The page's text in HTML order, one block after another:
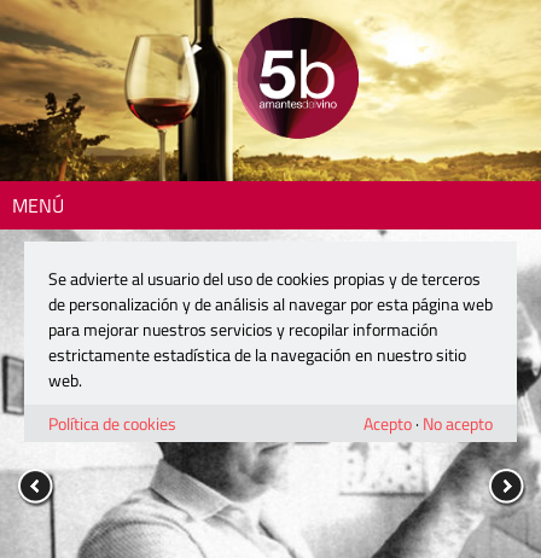
MENÚ
Se advierte al usuario del uso de cookies propias y de terceros
de personalización y de análisis al navegar por esta página web
para mejorar nuestros servicios y recopilar información
estrictamente estadística de la navegación en nuestro sitio
web.
Política de cookies
Acepto· No acepto